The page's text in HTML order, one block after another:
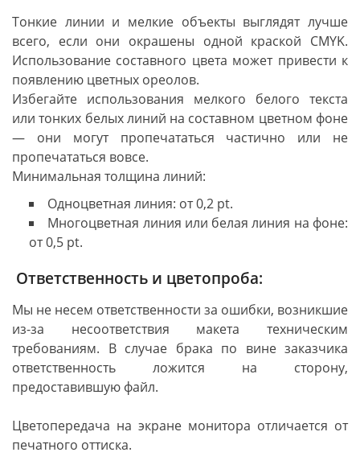
Тонкие линии и мелкие объекты выглядят лучше
всего, если они окрашены одной краской CMYK.
Использование составного цвета может привести к
появлению цветных ореолов.
Избегайте использования мелкого белого текста
или тонких белых линий на составном цветном фоне
— они могут пропечататься частично или не
пропечататься вовсе.
Минимальная толщина линий:
Одноцветная линия: от 0,2 pt.
Многоцветная линия или белая линия на фоне:
от 0,5 pt.
Ответственность и цветопроба:
Мы не несем ответственности за ошибки, возникшие
из-за несоответствия макета техническим
требованиям. В случае брака по вине заказчика
ответственность ложится на сторону,
предоставившую файл.
Цветопередача на экране монитора отличается от
печатного оттиска.